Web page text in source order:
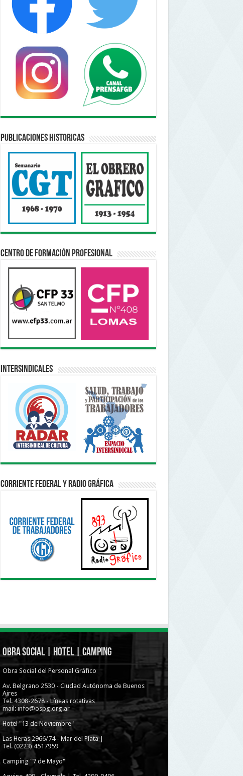
Publicaciones Historicas
Centro de Formación Profesional
Intersindicales
Corriente Federal y Radio Gráfica
Obra Social | Hotel | Camping
Obra Social del Personal Gráfico
Av. Belgrano 2530 - Ciudad Autónoma de Buenos
Aires
Tel. 4308-2678 - Líneas rotativas
mail: info@ospg.org.ar
Hotel "13 de Noviembre"
Las Heras 2966/74 - Mar del Plata |
Tel. (0223) 4517959
Camping "7 de Mayo"